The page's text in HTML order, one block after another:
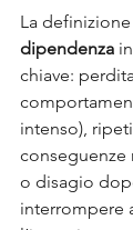
La
dipendenza
chiave:
intenso),
conseguenze
o disagio
interrompere